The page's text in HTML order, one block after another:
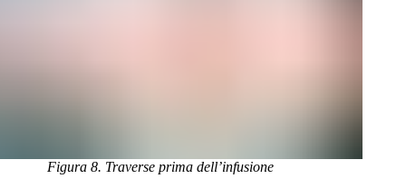
Figura 8. Traverse prima dell’infusione